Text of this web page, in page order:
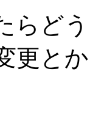
らど
更と